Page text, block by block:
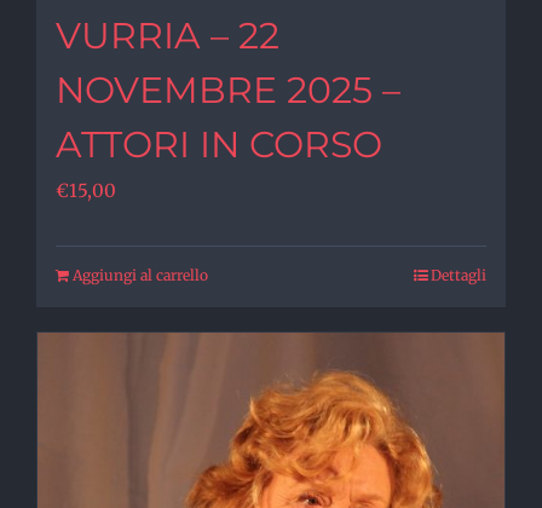
VURRIA – 22
NOVEMBRE 2025 –
ATTORI IN CORSO
€15,00
Aggiungi al carrello Dettagli